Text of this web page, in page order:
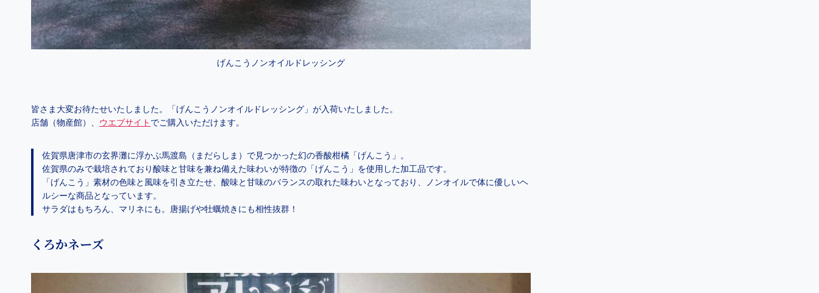
げんこうノンオイルドレッシング
皆さま大変お待たせいたしました。「げんこうノンオイルドレッシング」が入荷いたしました。
店舗（物産館）、 ウエブサイト でご購入いただけます。
佐賀県唐津市の玄界灘に浮かぶ馬渡島（まだらしま）で見つかった幻の香酸柑橘「げんこう」。
佐賀県のみで栽培されており酸味と甘味を兼ね備えた味わいが特徴の「げんこう」を使用した加工品です。
「げんこう」素材の色味と風味を引き立たせ、酸味と甘味のバランスの取れた味わいとなっており、ノンオイルで体に優しいヘ
ルシーな商品となっています。
サラダはもちろん、マリネにも。唐揚げや牡蠣焼きにも相性抜群！
くろかネーズ